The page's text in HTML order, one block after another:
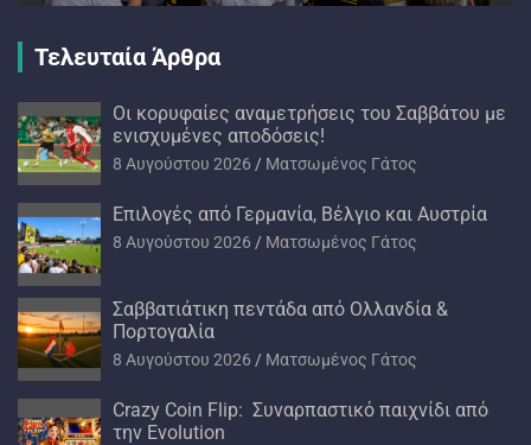
Τελευταία Άρθρα
Oι κορυφαίες αναμετρήσεις του Σαββάτου με
ενισχυμένες αποδόσεις!
8 Αυγούστου 2026 Ματσωμένος Γάτος
Επιλογές από Γερμανία, Βέλγιο και Αυστρία
8 Αυγούστου 2026 Ματσωμένος Γάτος
Σαββατιάτικη πεντάδα από Ολλανδία &
Πορτογαλία
8 Αυγούστου 2026 Ματσωμένος Γάτος
Crazy Coin Flip: Συναρπαστικό παιχνίδι από
την Evolution